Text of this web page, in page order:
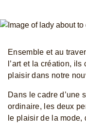
Ensemble et au
l’art et la création,
plaisir dans notre
Dans le cadre d’une
ordinaire, les deux
le plaisir de la mode,